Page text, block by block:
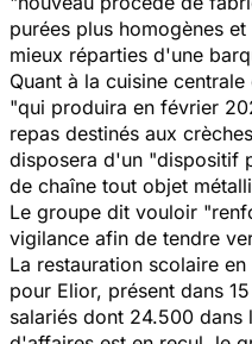
purées plus homogènes
mieux réparties d'une
Quant à la cuisine
"qui produira en février
repas destinés aux
disposera d'un "dispositif
de chaîne tout objet
Le groupe dit vouloir
vigilance afin de tendre
La restauration scolaire
pour Elior, présent dans
salariés dont 24.500